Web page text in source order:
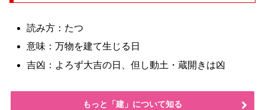
読み方：たつ
意味：万物を建て生じる日
吉凶：よろず大吉の日、但し動土・蔵開きは凶
もっと「建」について知る